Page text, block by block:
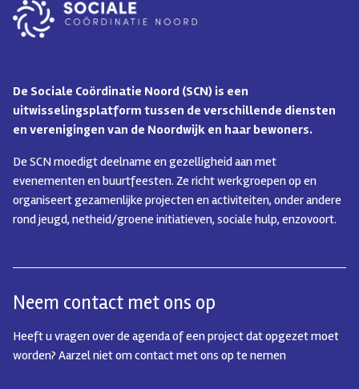
De Sociale Coördinatie Noord (SCN) is een
uitwisselingsplatform tussen de verschillende diensten
en verenigingen van de Noordwijk en haar bewoners.
De SCN moedigt deelname en gezelligheid aan met
evenementen en buurtfeesten. Ze richt werkgroepen op en
organiseert gezamenlijke projecten en activiteiten, onder andere
rond jeugd, netheid/groene initiatieven, sociale hulp, enzovoort.
Neem contact met ons op
Heeft u vragen over de agenda of een project dat opgezet moet
worden? Aarzel niet om contact met ons op te nemen